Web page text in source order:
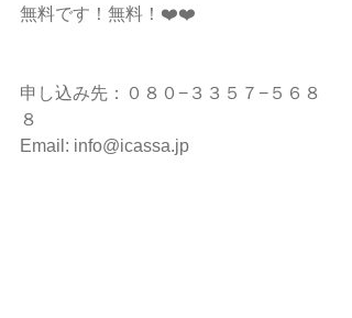
無料です！無料！❤️❤️
申し込み先：０８０−３３５７−５６８
８
Email: info@icassa.jp